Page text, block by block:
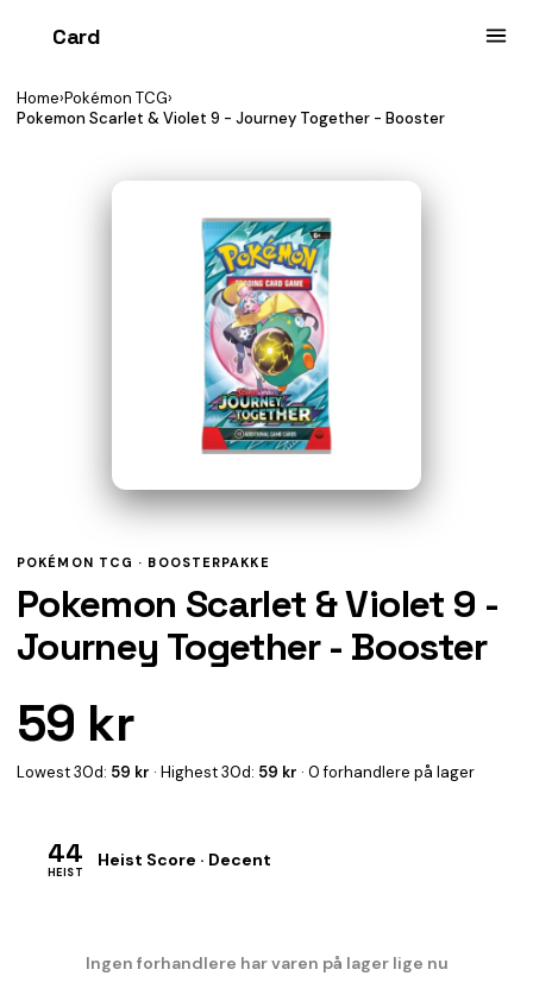
Card
Home›Pokémon TCG›
Pokemon Scarlet & Violet 9 - Journey Together - Booster
POKÉMON TCG · BOOSTERPAKKE
Pokemon Scarlet & Violet 9 -
Journey Together - Booster
59 kr
Lowest 30d: 59 kr · Highest 30d: 59 kr · 0 forhandlere på lager
44
HEIST
Heist Score · Decent
Ingen forhandlere har varen på lager lige nu